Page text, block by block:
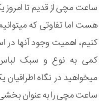
ساعت مچی از قدیم تا امروز
هست اما تفاوتی که
کنیم، اهمیت وجود آنها
کمی به نوع و سبک
میخواهید در نگاه
ساعت مچی را به عنوان بخشی